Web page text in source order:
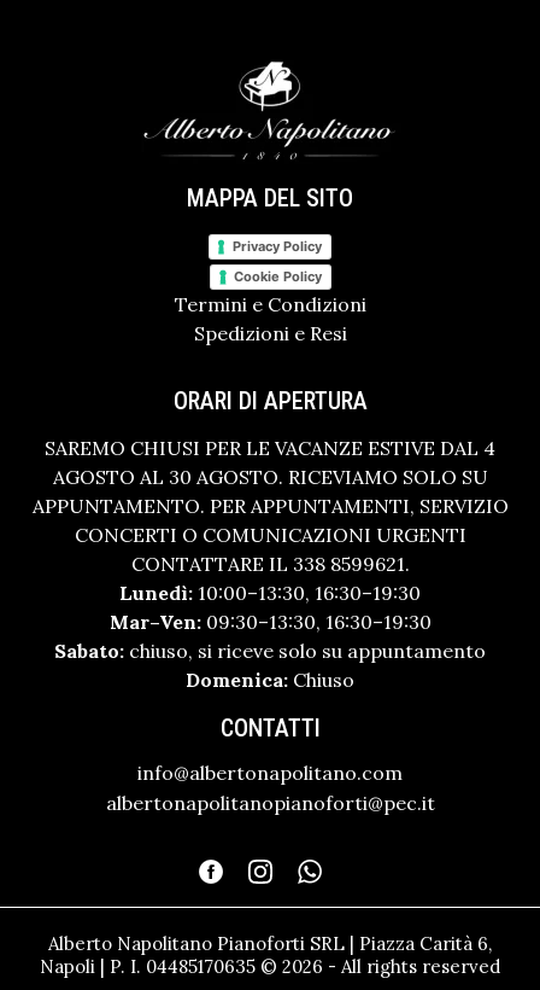
MAPPA DEL SITO
Privacy Policy
Cookie Policy
Termini e Condizioni
Spedizioni e Resi
ORARI DI APERTURA
SAREMO CHIUSI PER LE VACANZE ESTIVE DAL 4
AGOSTO AL 30 AGOSTO. RICEVIAMO SOLO SU
APPUNTAMENTO. PER APPUNTAMENTI, SERVIZIO
CONCERTI O COMUNICAZIONI URGENTI
CONTATTARE IL 338 8599621.
Lunedì: 10:00–13:30, 16:30–19:30
Mar–Ven:09:30–13:30, 16:30–19:30
Sabato: chiuso, si riceve solo su appuntamento
Domenica: Chiuso
CONTATTI
info@albertonapolitano.com
albertonapolitanopianoforti@pec.it
Alberto Napolitano Pianoforti SRL | Piazza Carità 6,
Napoli | P. I. 04485170635 © 2026 - All rights reserved